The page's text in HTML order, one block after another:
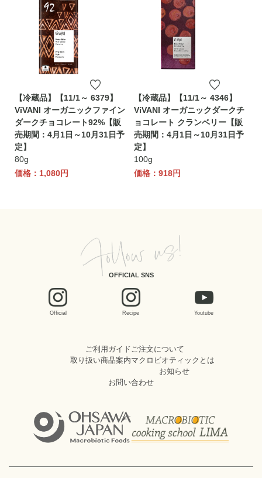
【冷蔵品】【11/1～ 6379】
ViVANI オーガニックファイン
ダークチョコレート92%【販
売期間：4月1日～10月31日予
定】
80g
価格：1,080円
【冷蔵品】【11/1～ 4346】
ViVANI オーガニックダークチ
ョコレート クランベリー【販
売期間：4月1日～10月31日予
定】
100g
価格：918円
OFFICIAL SNS
Official Recipe Youtube
ご利用ガイドご注文について
取り扱い商品案内マクロビオティックとは
お知らせ
お問い合わせ